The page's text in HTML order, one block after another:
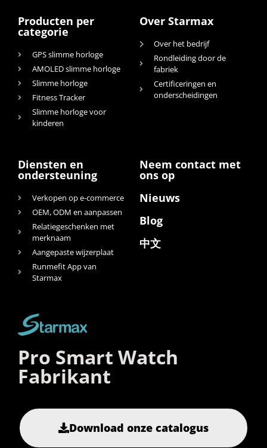
Producten per
categorie
GPS slimme horloge
AMOLED slimme horloge
Slimme horloge
Fitness Tracker
Slimme horloge voor
kinderen
Over Starmax
Over het bedrijf
Rondleiding door de
fabriek
Certificeringen en
onderscheidingen
Diensten en
ondersteuning
Verkopen op e-commerce
OEM, ODM en aanpassen
Relatiegeschenken met
merknaam
Aangepaste wijzerplaat
Runmefit App van
Starmax
Neem contact met
ons op
Nieuws
Blog
中文
Pro Smart Watch
Fabrikant
Download onze catalogus